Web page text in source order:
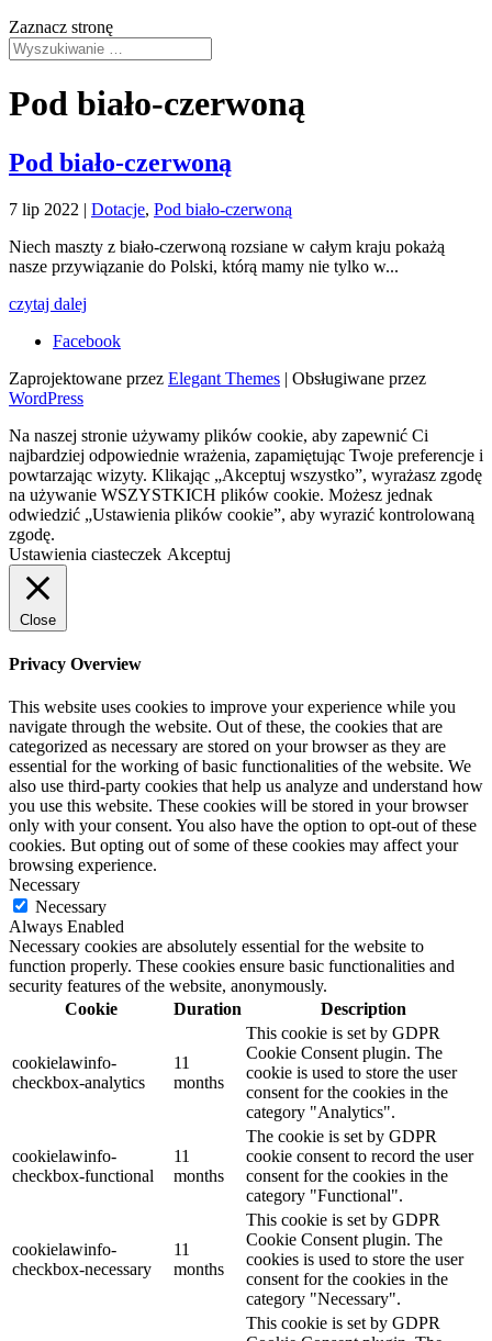
Zaznacz stronę
Pod biało-czerwoną
Pod biało-czerwoną
7 lip 2022 | Dotacje, Pod biało-czerwoną
Niech maszty z biało-czerwoną rozsiane w całym kraju pokażą
nasze przywiązanie do Polski, którą mamy nie tylko w...
czytaj dalej
Facebook
Zaprojektowane przez Elegant Themes | Obsługiwane przez
WordPress
Na naszej stronie używamy plików cookie, aby zapewnić Ci
najbardziej odpowiednie wrażenia, zapamiętując Twoje preferencje i
powtarzając wizyty. Klikając „Akceptuj wszystko”, wyrażasz zgodę
na używanie WSZYSTKICH plików cookie. Możesz jednak
odwiedzić „Ustawienia plików cookie”, aby wyrazić kontrolowaną
zgodę.
Ustawienia ciasteczek Akceptuj
Close
Privacy Overview
This website uses cookies to improve your experience while you
navigate through the website. Out of these, the cookies that are
categorized as necessary are stored on your browser as they are
essential for the working of basic functionalities of the website. We
also use third-party cookies that help us analyze and understand how
you use this website. These cookies will be stored in your browser
only with your consent. You also have the option to opt-out of these
cookies. But opting out of some of these cookies may affect your
browsing experience.
Necessary
Necessary
Always Enabled
Necessary cookies are absolutely essential for the website to
function properly. These cookies ensure basic functionalities and
security features of the website, anonymously.
Cookie
Duration Description
cookielawinfo-
checkbox-analytics
11
months
This cookie is set by GDPR
Cookie Consent plugin. The
cookie is used to store the user
consent for the cookies in the
category "Analytics".
cookielawinfo-
checkbox-functional
11
months
The cookie is set by GDPR
cookie consent to record the user
consent for the cookies in the
category "Functional".
cookielawinfo-
checkbox-necessary
11
months
This cookie is set by GDPR
Cookie Consent plugin. The
cookies is used to store the user
consent for the cookies in the
category "Necessary".
This cookie is set by GDPR